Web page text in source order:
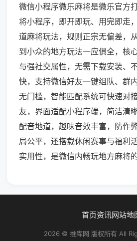
微信小程序微乐麻将是微乐官方
将小程序，即开即玩、用完即走
道麻将玩法，规则正宗无偏差，
到小众的地方玩法一应俱全，核
与强社交属性，无需下载安装、
快，支持微信好友一键组队、群
无门槛，智能匹配系统可快速对
友，界面适配小程序端，简洁清
配音地道，趣味音效丰富，防作
局公平，还搭载休闲赛事与福利
实用性，是微信内畅玩地方麻将的
首页资讯网站地
2026 © 推库网 版权所有 All